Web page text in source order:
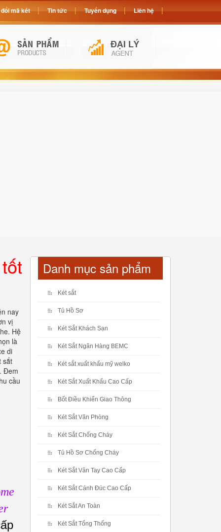
nay
vị
Hệ
là
di
sắt
Đem
cầu
Danh mục sản phẩm
Két sắt
Tủ Hồ Sơ
Két Sắt Khách Sạn
Két Sắt Ngân Hàng BEMC
Két sắt xuất khẩu mỹ welko
Két Sắt Xuất Khẩu Cao Cấp
Bốt Điều Khiển Giao Thông
Két Sắt Văn Phòng
Két Sắt Chống Cháy
Tủ Hồ Sơ Chống Cháy
Két Sắt Vân Tay Cao Cấp
Két Sắt Cánh Đúc Cao Cấp
Két Sắt An Toàn
Két Sắt Tổng Thống
mã két Tin tức Tuyển dụng Liên hệ